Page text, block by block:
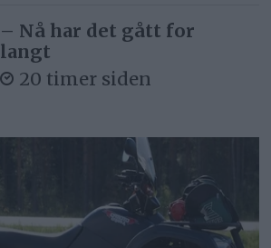
– Nå har det gått for
langt
20 timer siden